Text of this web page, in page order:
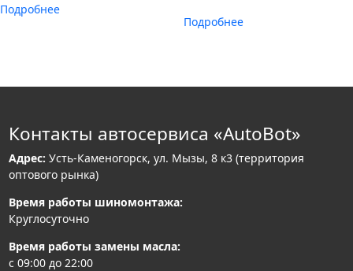
Подробнее
Подробнее
Контакты автосервиса «AutoBot»
Адрес: Усть-Каменогорск, ул. Мызы, 8 к3 (территория
оптового рынка)
Время работы шиномонтажа:
Круглосуточно
Время работы замены масла:
с 09:00 до 22:00